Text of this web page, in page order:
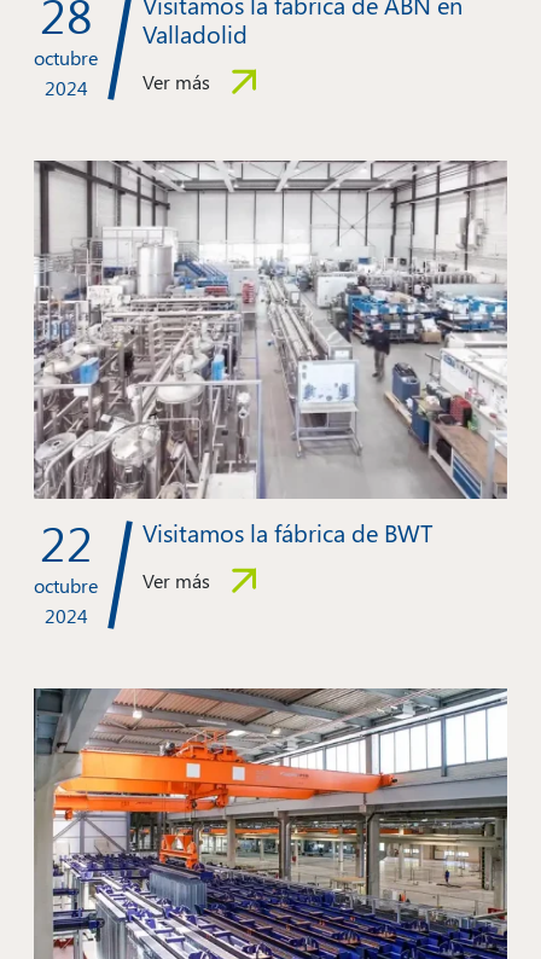
28
octubre
2024
Valladolid
Ver más
22
octubre
2024
Visitamos la fábrica de BWT
Ver más